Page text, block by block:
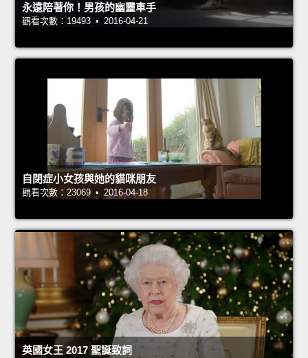
永遠陪著你！男孩的幽靈車手
觀看次數：19493 • 2016-04-21
自閉症小女孩與她的貓咪朋友
觀看次數：23069 • 2016-04-18
英國女王 2017 聖誕致詞